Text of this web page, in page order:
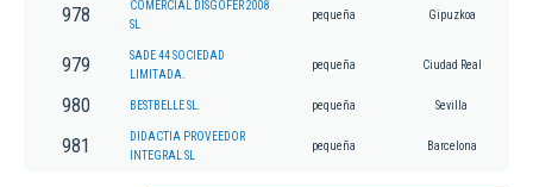
978
COMERCIAL DISGOFER 2008
SL
pequeña Gipuzkoa
979
SADE 44 SOCIEDAD
LIMITADA.
pequeña Ciudad Real
980 BESTBELLE SL. pequeña Sevilla
981
DIDACTIA PROVEEDOR
INTEGRAL SL
pequeña Barcelona